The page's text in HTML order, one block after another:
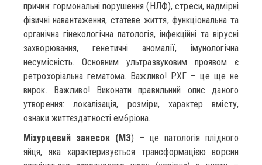
причин: гормональні порушення (НЛФ), стреси, надмірні
фізичні навантаження, статеве життя, функціональна та
органічна гінекологічна патологія, інфекційні та вірусні
захворювання, генетичні аномалії, імунологічна
несумісність. Основним ультразвуковим проявом є
ретрохоріальна гематома. Важливо! РХГ – це ще не
вирок. Важливо! Виконати правильний опис даного
утворення: локалізація, розміри, характер вмісту,
ознаки життєздатності ембріона.
Міхурцевий занесок (МЗ) – це патологія плідного
яйця, яка характеризується трансформацією ворсин